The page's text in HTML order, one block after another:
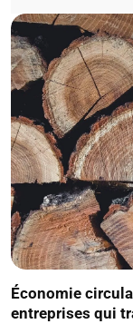
Économie
entreprises qui